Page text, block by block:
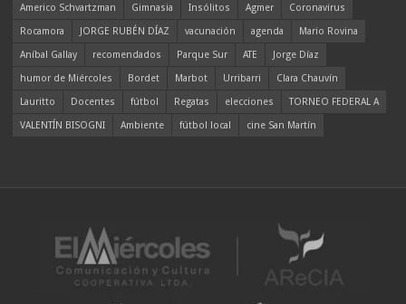
Americo Schvartzman Gimnasia Insólitos Agmer
Coronavirus
Rocamora
JORGE RUBÉN DÍAZ vacunación agenda
Mario Rovina
Aníbal Gallay
recomendados Parque Sur ATE
Jorge Díaz
humor de Miércoles
Bordet Marbot Urribarri
Clara Chauvín
Lauritto
Docentes fútbol Regatas elecciones
TORNEO FEDERAL A
VALENTÍN BISOGNI
Ambiente fútbol local cine San Martín